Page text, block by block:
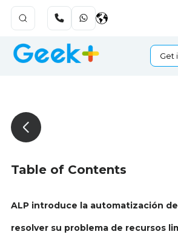
Get
Table of Contents
ALP introduce la automatización
resolver su problema de recursos